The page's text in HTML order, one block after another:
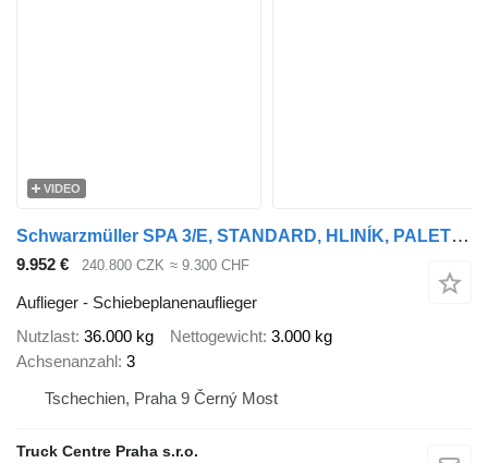
VIDEO
Schwarzmüller SPA 3/E, STANDARD, HLINÍK, PALETOVÝ KOŠ, PNEU 80 PROCENT, TŘÍSTR
9.952 € 240.800 CZK ≈ 9.300 CHF
Auflieger - Schiebeplanenauflieger
Nutzlast 36.000 kg Nettogewicht 3.000 kg
Achsenanzahl 3
Tschechien, Praha 9 Černý Most
Truck Centre Praha s.r.o.